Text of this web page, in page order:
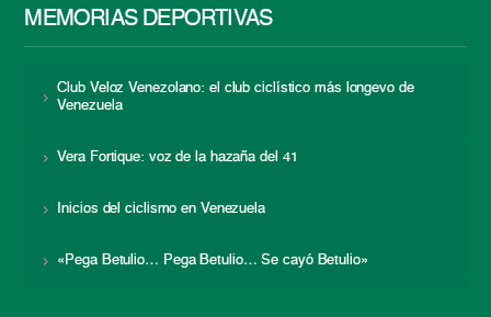
MEMORIAS DEPORTIVAS
Club Veloz Venezolano: el club ciclístico más longevo de
Venezuela
Vera Fortique: voz de la hazaña del 41
Inicios del ciclismo en Venezuela
«Pega Betulio… Pega Betulio… Se cayó Betulio»